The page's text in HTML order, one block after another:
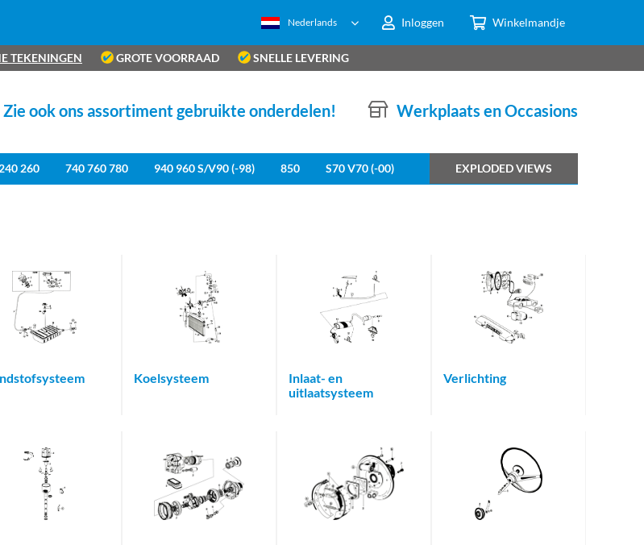
Inloggen Winkelmandje
Nederlands
TEKENINGEN GROTE VOORRAAD SNELLE LEVERING
Werkplaats en Occasions
Zie ook ons assortiment gebruikte onderdelen!
240 260 740 760 780 940 960 S/V90 (-98) 850 S70 V70 (-00) EXPLODED VIEWS
Koelsysteem
Inlaat- en
uitlaatsysteem
Verlichting